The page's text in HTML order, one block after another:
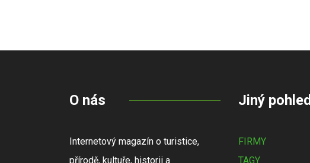
O nás
Internetový magazín o turistice,
přírodě, kultuře, historii a
Jiný pohled
FIRMY
TAGY